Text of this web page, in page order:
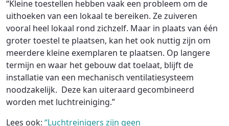
“Kleine toestellen hebben vaak een probleem om de
uithoeken van een lokaal te bereiken. Ze zuiveren
vooral heel lokaal rond zichzelf. Maar in plaats van één
groter toestel te plaatsen, kan het ook nuttig zijn om
meerdere kleine exemplaren te plaatsen. Op langere
termijn en waar het gebouw dat toelaat, blijft de
installatie van een mechanisch ventilatiesysteem
noodzakelijk. Deze kan uiteraard gecombineerd
worden met luchtreiniging.”
Lees ook: “Luchtreinigers zijn geen